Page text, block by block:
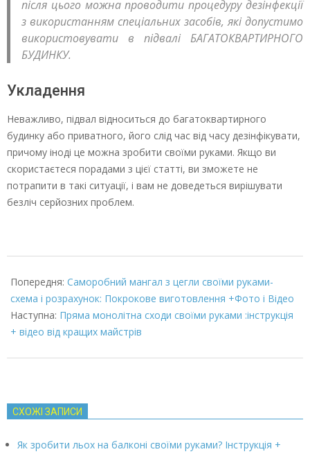
після цього можна проводити процедуру дезінфекції
з використанням спеціальних засобів, які допустимо
використовувати в підвалі БАГАТОКВАРТИРНОГО
БУДИНКУ.
Укладення
Неважливо, підвал відноситься до багатоквартирного
будинку або приватного, його слід час від часу дезінфікувати,
причому іноді це можна зробити своїми руками. Якщо ви
скористаєтеся порадами з цієї статті, ви зможете не
потрапити в такі ситуації, і вам не доведеться вирішувати
безліч серйозних проблем.
03-
08
Попередня: Саморобний мангал з цегли своїми руками-
схема і розрахунок: Покрокове виготовлення +Фото і Відео
Наступна: Пряма монолітна сходи своїми руками :інструкція
+ відео від кращих майстрів
СХОЖІ ЗАПИСИ
Як зробити льох на балконі своїми руками? Інструкція +